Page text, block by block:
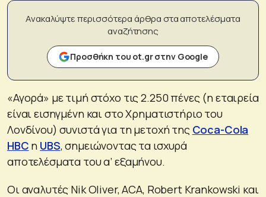
Ανακαλύψτε περισσότερα άρθρα στα αποτελέσματα
αναζήτησης
Προσθήκη του ot.gr στην Google
«Αγορά» με τιμή στόχο τις 2.250 πένες (η εταιρεία
είναι εισηγμένη και στο Χρηματιστήριο του
Λονδίνου) συνιστά για τη μετοχή της Coca-Cola
HBC η UBS, σημειώνοντας τα ισχυρά
αποτελέσματα του α’ εξαμήνου.
Οι αναλυτές Nik Oliver, ACA, Robert Krankowski και